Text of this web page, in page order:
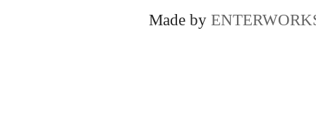
Made by